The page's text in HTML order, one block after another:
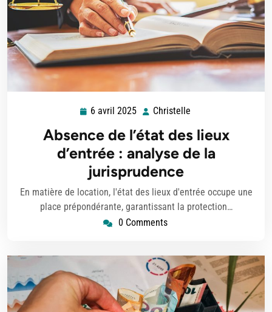
6 avril 2025
2025
Christelle
Absence de l’état des lieux
d’entrée : analyse de la
jurisprudence
En matière de location, l'état des lieux d'entrée occupe une
place prépondérante, garantissant la protection…
0 Comments